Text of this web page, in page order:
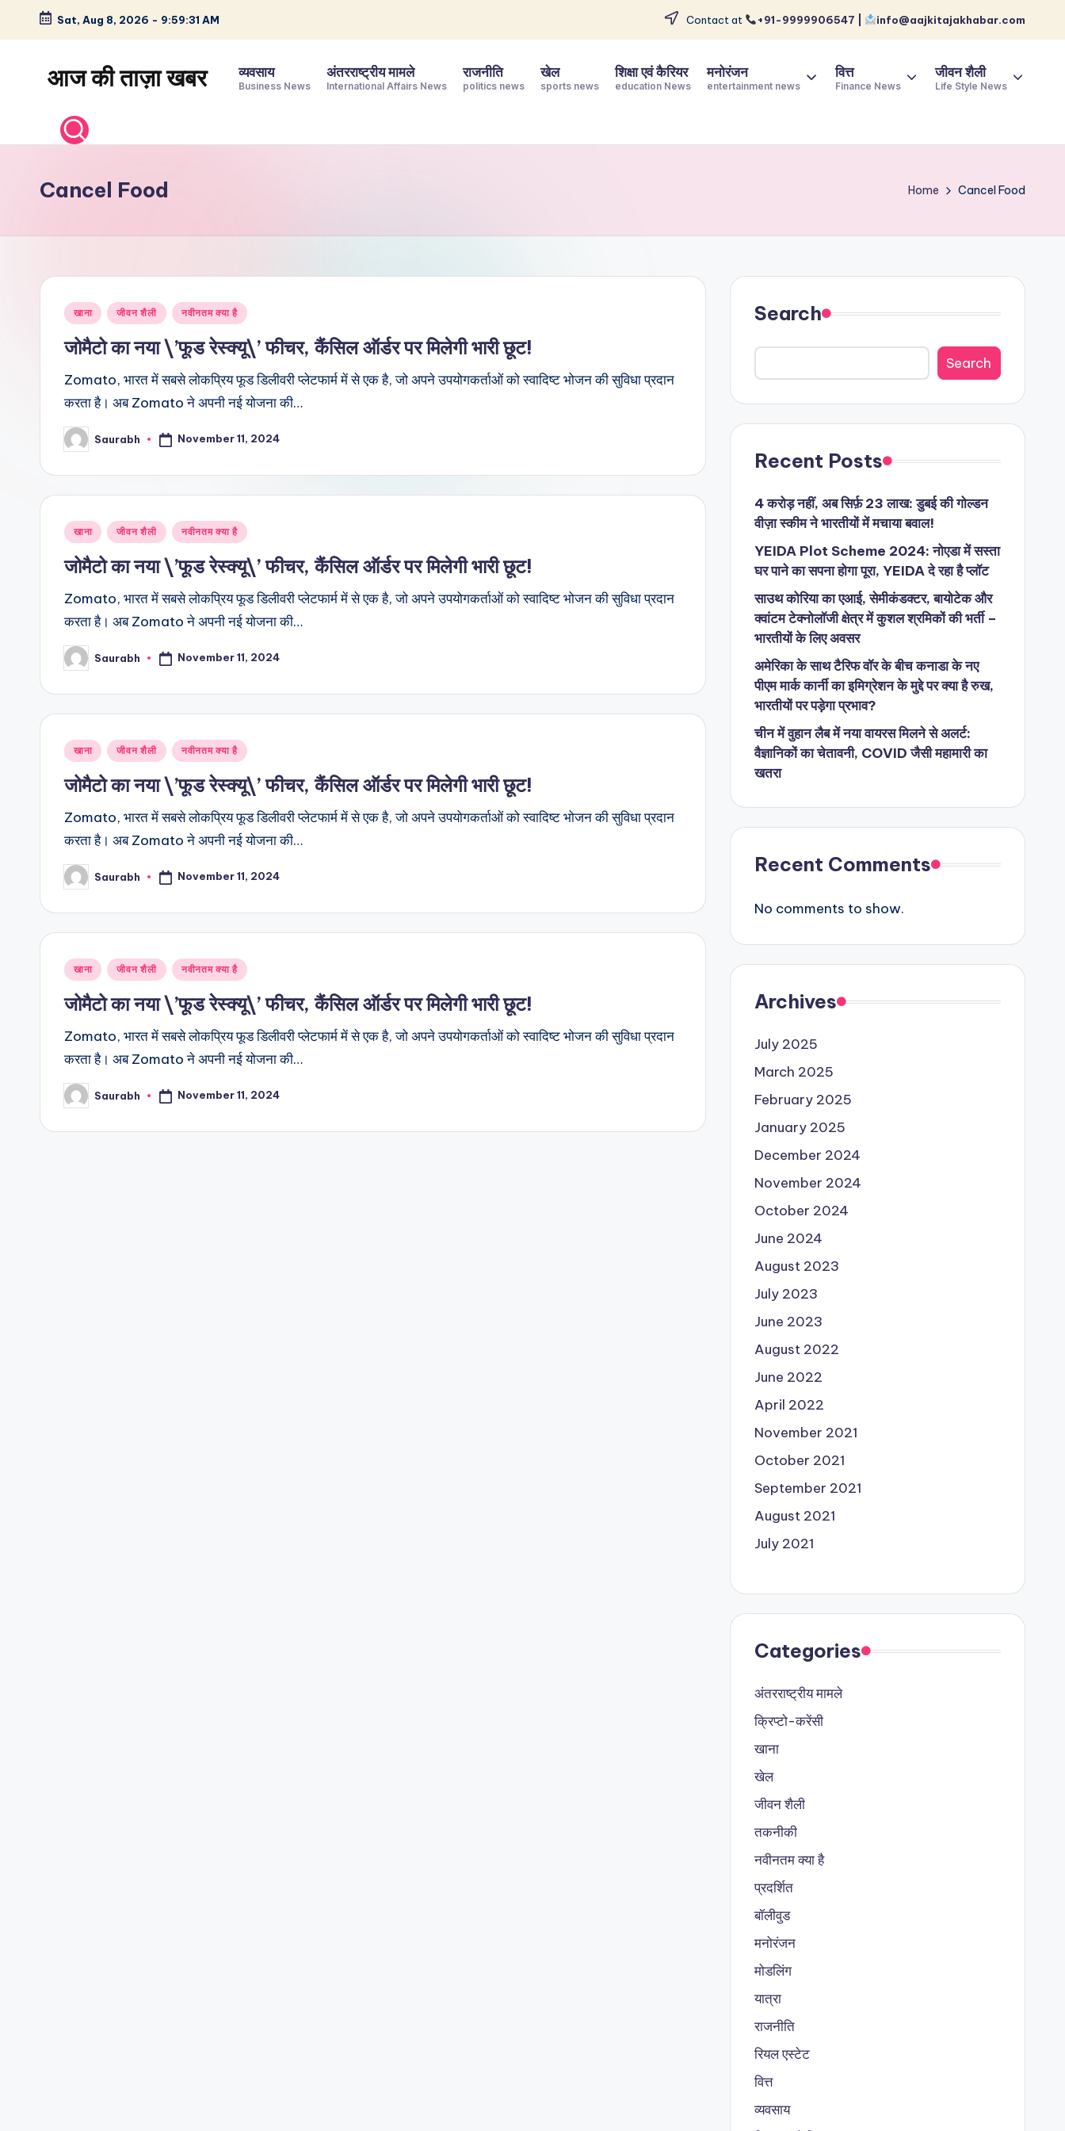
Skip
content
Sat, Aug 8, 2026 - 9:59:32 AM Contact at +91-9999906547 | info@aajkitajakhabar.com
आज की ताज़ा खबर
–
और
विश्व
व्यवसाय
Business News
अंतरराष्ट्रीय मामले
International Affairs News
राजनीति
politics news
खेल
sports news
शिक्षा एवं कैरियर
education News
मनोरंजन
entertainment news
वित्त
Finance News
जीवन शैली
Life Style News
Cancel Food Home Cancel Food
Posted
खाना जीवन शैली नवीनतम क्या है
जोमैटो का नया \’फूड रेस्क्यू\’ फीचर, कैंसिल ऑर्डर पर मिलेगी भारी छूट!
Zomato, भारत में सबसे लोकप्रिय फूड डिलीवरी प्लेटफार्म में से एक है, जो अपने उपयोगकर्ताओं को स्वादिष्ट भोजन की सुविधा प्रदान
करता है। अब Zomato ने अपनी नई योजना की…
Posted
by
Saurabh November 11, 2024
Posted
खाना जीवन शैली नवीनतम क्या है
जोमैटो का नया \’फूड रेस्क्यू\’ फीचर, कैंसिल ऑर्डर पर मिलेगी भारी छूट!
Zomato, भारत में सबसे लोकप्रिय फूड डिलीवरी प्लेटफार्म में से एक है, जो अपने उपयोगकर्ताओं को स्वादिष्ट भोजन की सुविधा प्रदान
करता है। अब Zomato ने अपनी नई योजना की…
Posted
by
Saurabh November 11, 2024
Posted
खाना जीवन शैली नवीनतम क्या है
जोमैटो का नया \’फूड रेस्क्यू\’ फीचर, कैंसिल ऑर्डर पर मिलेगी भारी छूट!
Zomato, भारत में सबसे लोकप्रिय फूड डिलीवरी प्लेटफार्म में से एक है, जो अपने उपयोगकर्ताओं को स्वादिष्ट भोजन की सुविधा प्रदान
करता है। अब Zomato ने अपनी नई योजना की…
Posted
by
Saurabh November 11, 2024
Posted
खाना जीवन शैली नवीनतम क्या है
जोमैटो का नया \’फूड रेस्क्यू\’ फीचर, कैंसिल ऑर्डर पर मिलेगी भारी छूट!
Zomato, भारत में सबसे लोकप्रिय फूड डिलीवरी प्लेटफार्म में से एक है, जो अपने उपयोगकर्ताओं को स्वादिष्ट भोजन की सुविधा प्रदान
करता है। अब Zomato ने अपनी नई योजना की…
Posted
by
Saurabh November 11, 2024
Search
Search
Recent Posts
4 करोड़ नहीं, अब सिर्फ़ 23 लाख: डुबई की गोल्डन
वीज़ा स्कीम ने भारतीयों में मचाया बवाल!
YEIDA Plot Scheme 2024: नोएडा में सस्ता
घर पाने का सपना होगा पूरा, YEIDA दे रहा है प्लॉट
साउथ कोरिया का एआई, सेमीकंडक्टर, बायोटेक और
क्वांटम टेक्नोलॉजी क्षेत्र में कुशल श्रमिकों की भर्ती –
भारतीयों के लिए अवसर
अमेरिका के साथ टैरिफ वॉर के बीच कनाडा के नए
पीएम मार्क कार्नी का इमिग्रेशन के मुद्दे पर क्या है रुख,
भारतीयों पर पड़ेगा प्रभाव?
चीन में वुहान लैब में नया वायरस मिलने से अलर्ट:
वैज्ञानिकों का चेतावनी, COVID जैसी महामारी का
खतरा
Recent Comments
No comments to show.
Archives
July 2025
March 2025
February 2025
January 2025
December 2024
November 2024
October 2024
June 2024
August 2023
July 2023
June 2023
August 2022
June 2022
April 2022
November 2021
October 2021
September 2021
August 2021
July 2021
Categories
अंतरराष्ट्रीय मामले
क्रिप्टो-करेंसी
खाना
खेल
जीवन शैली
तकनीकी
नवीनतम क्या है
प्रदर्शित
बॉलीवुड
मनोरंजन
मोडलिंग
यात्रा
राजनीति
रियल एस्टेट
वित्त
व्यवसाय